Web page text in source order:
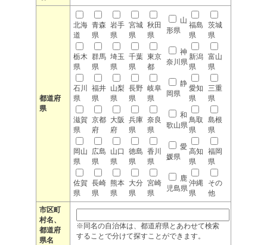
都道府
県
北海
道
青森
県
岩手
県
宮城
県
秋田
県
山
形県
福島
県
茨城
県
栃木
県
群馬
県
埼玉
県
千葉
県
東京
都
神
奈川県
新潟
県
富山
県
石川
県
福井
県
山梨
県
長野
県
岐阜
県
静
岡県
愛知
県
三重
県
滋賀
県
京都
府
大阪
府
兵庫
県
奈良
県
和
歌山県
鳥取
県
島根
県
岡山
県
広島
県
山口
県
徳島
県
香川
県
愛
媛県
高知
県
福岡
県
佐賀
県
長崎
県
熊本
県
大分
県
宮崎
県
鹿
児島県
沖縄
県
その
他
市区町
村名、
都道府
県名
※同名の自治体は、都道府県とあわせて検索
することで分けて探すことができます。